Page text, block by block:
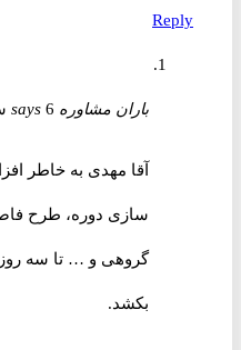
Reply
باران مشاوره says 6 سال ago
آقا مهدی به خاطر
سازی دوره، طرح فاصله
گروهی و … تا سه روز
بکشد.